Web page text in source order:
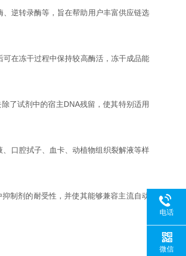
逆转录酶等，旨在帮助用户丰富供应链选
在冻干过程中保持较高酶活，冻干成品能
了试剂中的宿主DNA残留，使其特别适用
口腔拭子、血卡、动植物组织裂解液等样
制剂的耐受性，并使其能够兼容主流自动
电话
微信